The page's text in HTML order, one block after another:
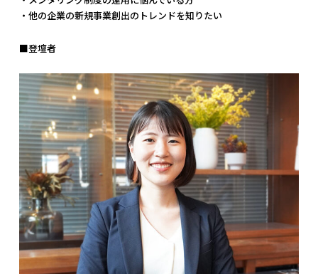
・他の企業の新規事業創出のトレンドを知りたい
■登壇者